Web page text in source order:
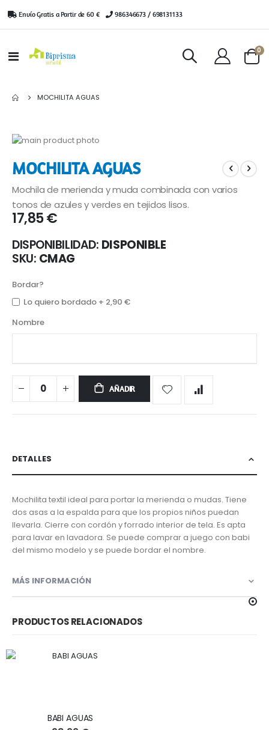
Envío Gratis a Partir de 60 € | 986346673 / 698131133
Toggle
Cart
0
MOCHILITA AGUAS
Saltar
final
de
la
galería
de
imágenes
al
comienzo
de
la
galería
imágenes
MOCHILITA AGUAS
Mochila de merienda y muda combinada con varios
tonos de azules y verdes en tejidos lisos.
17,85 €
DISPONIBILIDAD: DISPONIBLE
SKU CMAG
Bordar?
Lo quiero bordado + 2,90 €
Nombre
AÑADIR
DETALLES
Mochilita textil ideal para portar la merienda o mudas. Tiene
dos asas a la espalda para que los propios niños puedan
llevarla. Cierre con cordón y forrado interior de tela. Es apta
para lavar en lavadora. Se puede comprar a juego con babi
del mismo modelo y se puede bordar el nombre.
MÁS INFORMACIÓN
PRODUCTOS RELACIONADOS
BABI AGUAS